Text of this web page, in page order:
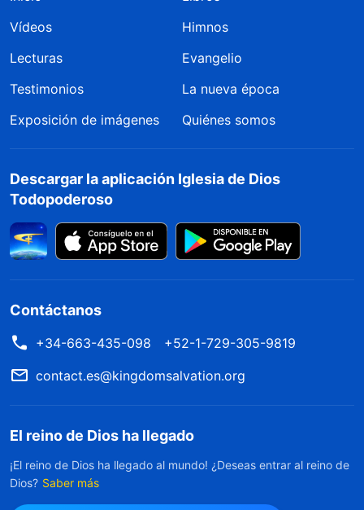
Vídeos
Himnos
Lecturas
Evangelio
Testimonios
La nueva época
Exposición de imágenes
Quiénes somos
Descargar la aplicación Iglesia de Dios
Todopoderoso
Contáctanos
+34-663-435-098
+52-1-729-305-9819
contact.es@kingdomsalvation.org
El reino de Dios ha llegado
¡El reino de Dios ha llegado al mundo! ¿Deseas entrar al reino de
Dios? Saber más